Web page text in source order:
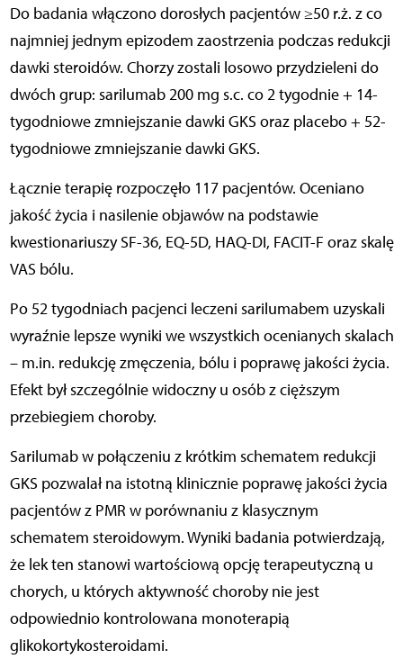
Do badania włączono dorosłych pacjentów ≥50 r.ż. z co
najmniej jednym epizodem zaostrzenia podczas redukcji
dawki steroidów. Chorzy zostali losowo przydzieleni do
dwóch grup: sarilumab 200 mg s.c. co 2 tygodnie + 14-
tygodniowe zmniejszanie dawki GKS oraz placebo + 52-
tygodniowe zmniejszanie dawki GKS.
Łącznie terapię rozpoczęło 117 pacjentów. Oceniano
jakość życia i nasilenie objawów na podstawie
kwestionariuszy SF-36, EQ-5D, HAQ-DI, FACIT-F oraz skalę
VAS bólu.
Po 52 tygodniach pacjenci leczeni sarilumabem uzyskali
wyraźnie lepsze wyniki we wszystkich ocenianych skalach
– m.in. redukcję zmęczenia, bólu i poprawę jakości życia.
Efekt był szczególnie widoczny u osób z cięższym
przebiegiem choroby.
Sarilumab w połączeniu z krótkim schematem redukcji
GKS pozwalał na istotną klinicznie poprawę jakości życia
pacjentów z PMR w porównaniu z klasycznym
schematem steroidowym. Wyniki badania potwierdzają,
że lek ten stanowi wartościową opcję terapeutyczną u
chorych, u których aktywność choroby nie jest
odpowiednio kontrolowana monoterapią
glikokortykosteroidami.